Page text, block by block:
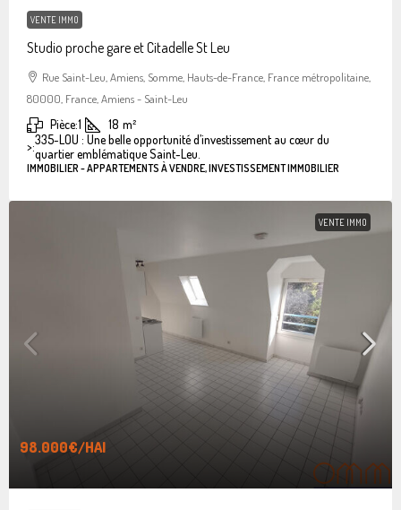
VENTE IMMO
Studio proche gare et Citadelle St Leu
Rue Saint-Leu, Amiens, Somme, Hauts-de-France, France métropolitaine,
80000, France, Amiens - Saint-Leu
Pièce:1 18 m²
>:335-LOU : Une belle opportunité d’investissement au cœur du
quartier emblématique Saint-Leu.
IMMOBILIER - APPARTEMENTS À VENDRE, INVESTISSEMENT IMMOBILIER
VENTE IMMO
98.000€/HAI